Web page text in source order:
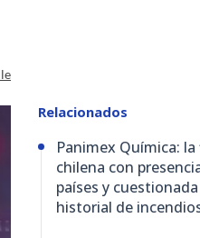
Relacionados
Panimex Química:
chilena con
países y
historial de